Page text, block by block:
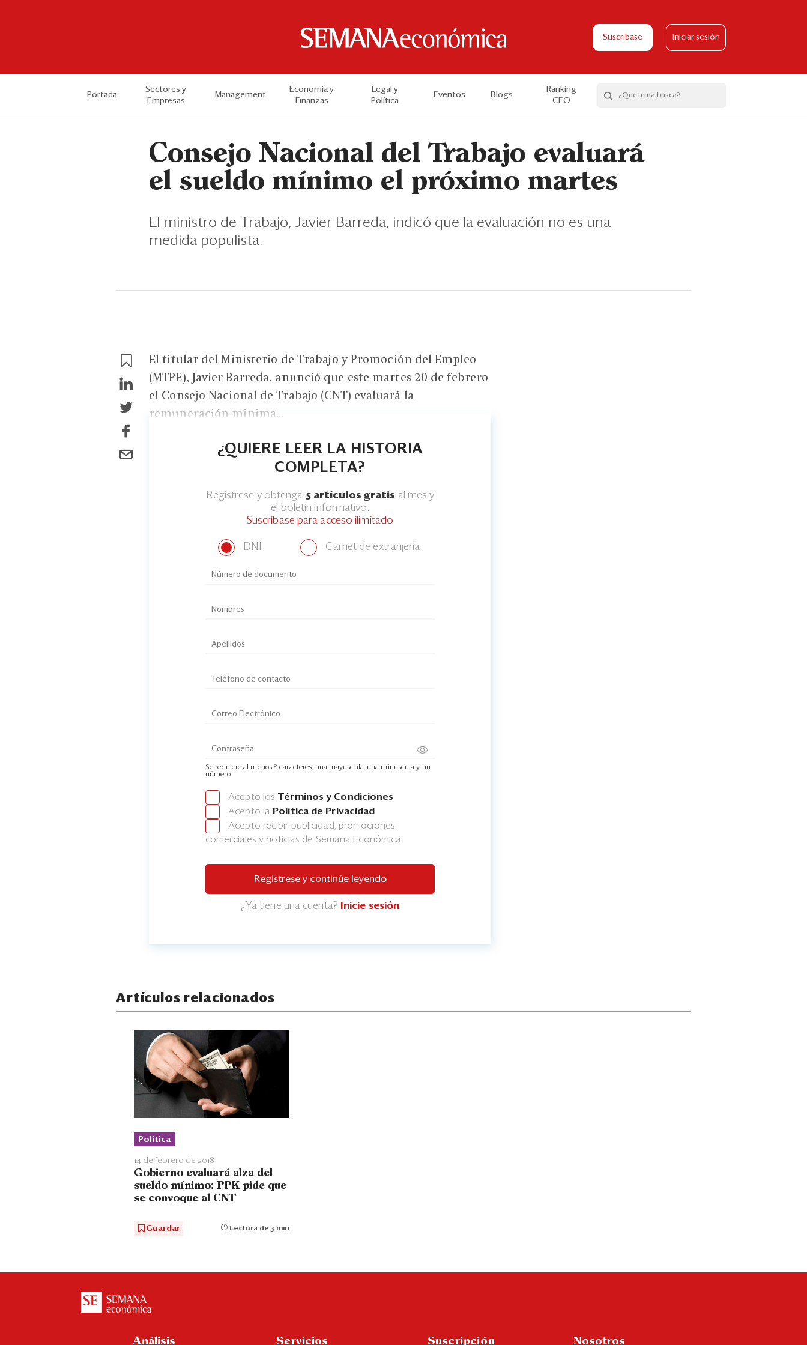
Suscríbase Iniciar sesión
Portada
Sectores y
Empresas
Management
Economía y
Finanzas
Legal y
Política
Eventos Blogs
Ranking
CEO
Consejo Nacional del Trabajo evaluará
el sueldo mínimo el próximo martes
El ministro de Trabajo, Javier Barreda, indicó que la evaluación no es una
medida populista.
El titular del Ministerio de Trabajo y Promoción del Empleo
(MTPE), Javier Barreda, anunció que este martes 20 de febrero
el Consejo Nacional de Trabajo (CNT) evaluará la
remuneración mínima...
¿QUIERE LEER LA HISTORIA
COMPLETA?
Regístrese y obtenga 5 artículos gratis al mes y
el boletín informativo.
Suscríbase para acceso ilimitado
DNI Carnet de extranjería
Se requiere al menos 8 caracteres, una mayúscula, una minúscula y un
número
Acepto los Términos y Condiciones
Acepto la Política de Privacidad
Acepto recibir publicidad, promociones
comerciales y noticias de Semana Económica
Regístrese y continúe leyendo
¿Ya tiene una cuenta? Inicie sesión
Artículos relacionados
Política
14 de febrero de 2018
Gobierno evaluará alza del
sueldo mínimo: PPK pide que
se convoque al CNT
Guardar Lectura de 3 min
Análisis Servicios Suscripción Nosotros